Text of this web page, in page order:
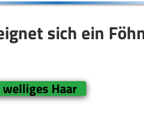
sich ein
Haar